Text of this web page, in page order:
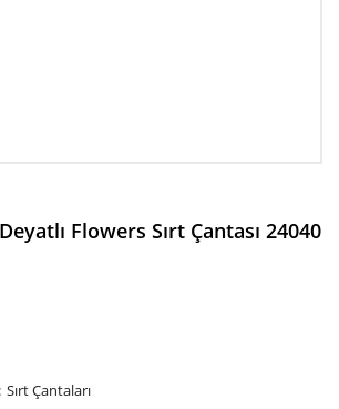
Flowers Sırt Çantası 24040
Sırt Çantaları